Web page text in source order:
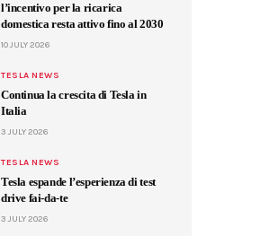
l’incentivo per la ricarica
domestica resta attivo fino al 2030
10 JULY 2026
TESLA NEWS
Continua la crescita di Tesla in
Italia
3 JULY 2026
TESLA NEWS
Tesla espande l’esperienza di test
drive fai-da-te
3 JULY 2026